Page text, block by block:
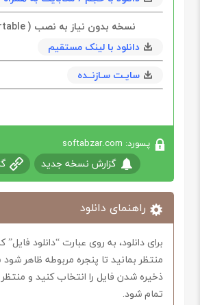
نسخه بدون نیاز به نصب ( Portable )
دانلود با لینک مستقیم
سایـت سـازنــده
پسورد: softabzar.com
گزارش نسخه جدید
راهنمای دانلود
برای دانلود، به روی عبارت “دانلود
منتظر بمانید تا پنجره مربوطه ظاهر
ذخیره شدن فایل را انتخاب کنید و منتظر
تمام شود.